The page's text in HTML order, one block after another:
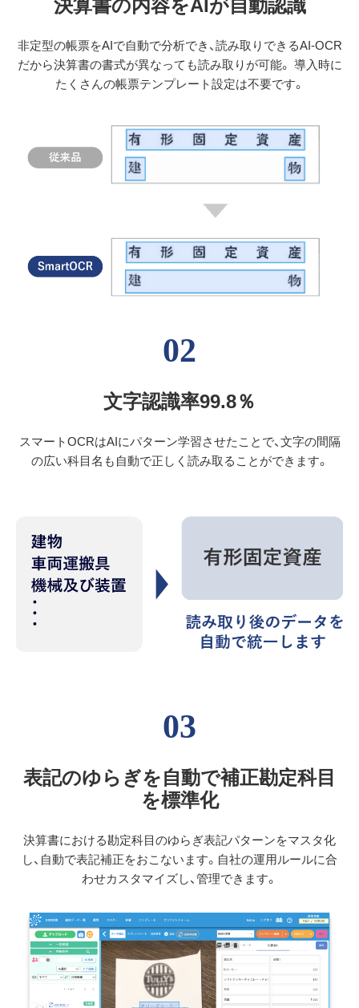
決算書の内容をAIが自動認識
非定型の帳票をAIで自動で分析でき、読み取りできるAI-OCR
だから決算書の書式が異なっても読み取りが可能。 導入時に
たくさんの帳票テンプレート設定は不要です。
02
文字認識率99.8％
スマートOCRはAIにパターン学習させたことで、文字の間隔
の広い科目名も自動で正しく読み取ることができます。
03
表記のゆらぎを自動で補正勘定科目
を標準化
決算書における勘定科目のゆらぎ表記パターンをマスタ化
し、自動で表記補正をおこないます。自社の運用ルールに合
わせカスタマイズし、管理できます。